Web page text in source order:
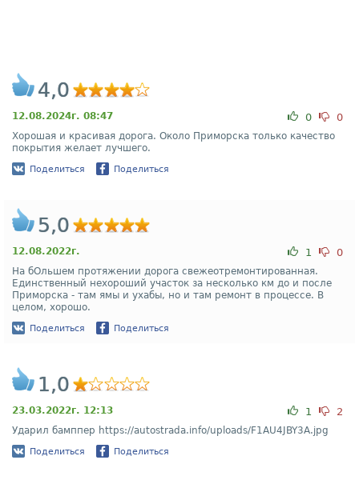
4,0
12.08.2024г. 08:47 0 0
Хорошая и красивая дорога. Около Приморска только качество
покрытия желает лучшего.
Поделиться Поделиться
5,0
12.08.2022г. 1 0
На бОльшем протяжении дорога свежеотремонтированная.
Единственный нехороший участок за несколько км до и после
Приморска - там ямы и ухабы, но и там ремонт в процессе. В
целом, хорошо.
Поделиться Поделиться
1,0
23.03.2022г. 12:13 1 2
Ударил бамппер https://autostrada.info/uploads/F1AU4JBY3A.jpg
Поделиться Поделиться